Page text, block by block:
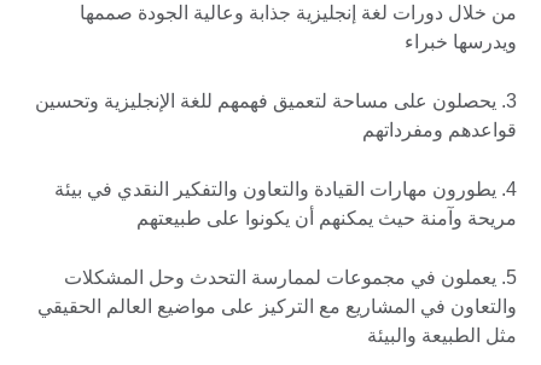
من خلال دورات لغة إنجليزية جذابة وعالية الجودة صممها
ويدرسها خبراء
3. يحصلون على مساحة لتعميق فهمهم للغة الإنجليزية وتحسين
قواعدهم ومفرداتهم
4. يطورون مهارات القيادة والتعاون والتفكير النقدي في بيئة
مريحة وآمنة حيث يمكنهم أن يكونوا على طبيعتهم
5. يعملون في مجموعات لممارسة التحدث وحل المشكلات
والتعاون في المشاريع مع التركيز على مواضيع العالم الحقيقي
مثل الطبيعة والبيئة